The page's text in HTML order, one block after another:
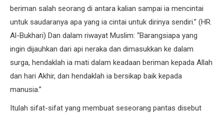
beriman salah seorang di antara kalian sampai ia mencintai
untuk saudaranya apa yang ia cintai untuk dirinya sendiri.” (HR.
Al-Bukhari) Dan dalam riwayat Muslim: “Barangsiapa yang
ingin dijauhkan dari api neraka dan dimasukkan ke dalam
surga, hendaklah ia mati dalam keadaan beriman kepada Allah
dan hari Akhir, dan hendaklah ia bersikap baik kepada
manusia.”
Itulah sifat-sifat yang membuat seseorang pantas disebut